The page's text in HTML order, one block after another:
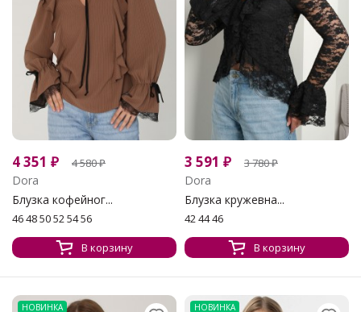
4 351 ₽ 4 580₽
Dora
Блузка кофейног...
46 48 50 52 54 56
В корзину
3 591 ₽ 3 780₽
Dora
Блузка кружевна...
42 44 46
В корзину
НОВИНКА НОВИНКА